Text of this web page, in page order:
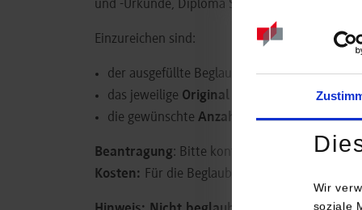
Wir
soziale
und -Urkunde, Diploma Supplement,
Einzureichen sind:
der ausgefüllte Beglaubigungsantrag
das jeweilige Original
(mit Unterschrift des
die gewünschte Anzahl an einwandfreien
Beantragung: Bitte kontaktieren Sie das
Kosten: Für die Beglaubigung wird eine